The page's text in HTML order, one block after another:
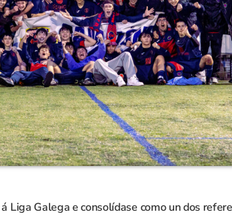
Liga Galega e consolídase como un dos